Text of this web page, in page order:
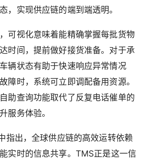
，实现供应链的端到端透明。
可视化意味着能精确掌握每批货物
时间，提前做好接货准备。对于承
辆状态有助于快速响应异常情况
时，系统可立即调配备用资源。
助查询功能取代了反复电话催单的
服务体验。
指出，全球供应链的高效运转依赖
实时的信息共享。TMS正是这一信